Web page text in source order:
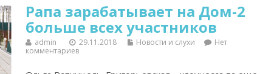
Рапа зарабатывает на Дом-2
больше всех участников
admin 29.11.2018 Новости и слухи
Нет
комментариев